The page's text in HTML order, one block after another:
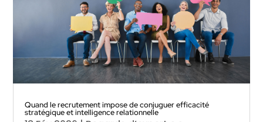
Quand le recrutement impose de conjuguer efficacité
stratégique et intelligence relationnelle